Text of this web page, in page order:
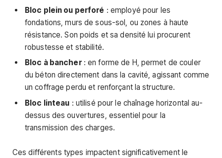
Bloc plein ou perforé : employé pour les
fondations, murs de sous-sol, ou zones à haute
résistance. Son poids et sa densité lui procurent
robustesse et stabilité.
Bloc à bancher: en forme de H, permet de couler
du béton directement dans la cavité, agissant comme
un coffrage perdu et renforçant la structure.
Bloc linteau : utilisé pour le chaînage horizontal au-
dessus des ouvertures, essentiel pour la
transmission des charges.
Ces différents types impactent significativement le